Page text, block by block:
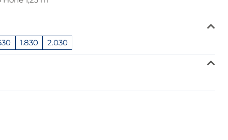
1.830 2.030